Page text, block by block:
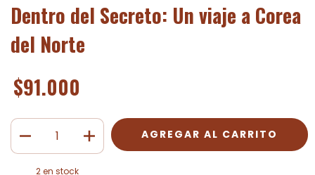
Dentro del Secreto: Un viaje a Corea
del Norte
$91.000
2en stock